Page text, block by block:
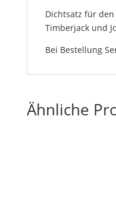
Dichtsatz für
Timberjack und
Bei Bestellung
Ähnliche